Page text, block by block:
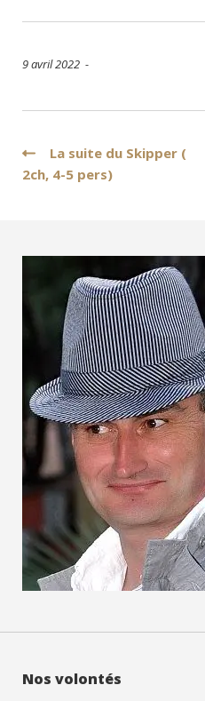
9 avril 2022 -
Navigation
de
La suite du Skipper (
2ch, 4-5 pers)
Nos volontés